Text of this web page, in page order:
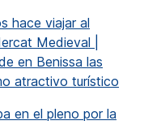
hace viajar al
Medieval |
en Benissa las
atractivo turístico
en el pleno por la